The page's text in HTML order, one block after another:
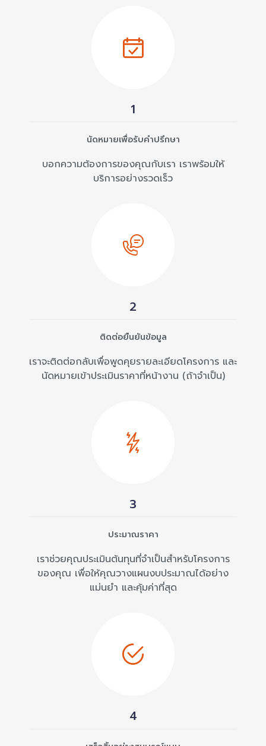
1
นัดหมายเพื่อรับคำปรึกษา
บอกความต้องการของคุณกับเรา เราพร้อมให้
บริการอย่างรวดเร็ว
2
ติดต่อยืนยันข้อมูล
เราจะติดต่อกลับเพื่อพูดคุยรายละเอียดโครงการ และ
นัดหมายเข้าประเมินราคาที่หน้างาน (ถ้าจำเป็น)
3
ประมาณราคา
เราช่วยคุณประเมินต้นทุนที่จำเป็นสำหรับโครงการ
ของคุณ เพื่อให้คุณวางแผนงบประมาณได้อย่าง
แม่นยำ และคุ้มค่าที่สุด
4